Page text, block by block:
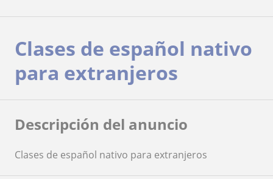
Clases de español nativo
para extranjeros
Descripción del anuncio
Clases de español nativo para extranjeros